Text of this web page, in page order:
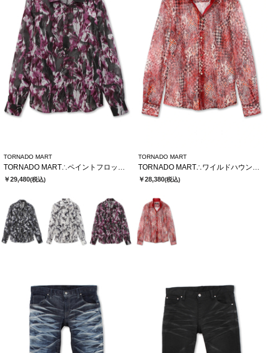
TORNADO MART
TORNADO MART∴ペイントフロッキーオーガンジーシャツ
￥29,480(税込)
TORNADO MART
TORNADO MART∴ワイルドハウンドトゥースレースシャツ
￥28,380(税込)